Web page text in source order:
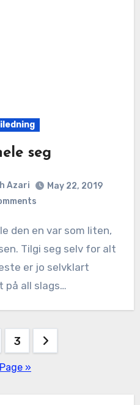
seg
Azari
May 22, 2019
Tilgi seg selv for alt
er jo selvklart
på all slags…
3
»